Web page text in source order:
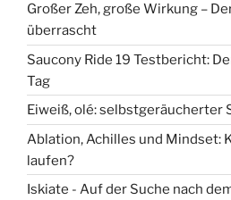
Großer Zeh, große Wirkung –
überrascht
Saucony Ride 19 Testbericht:
Tag
Eiweiß, olé: selbstgeräucherter
Ablation, Achilles und Mindset:
laufen?
Iskiate - Auf der Suche nach